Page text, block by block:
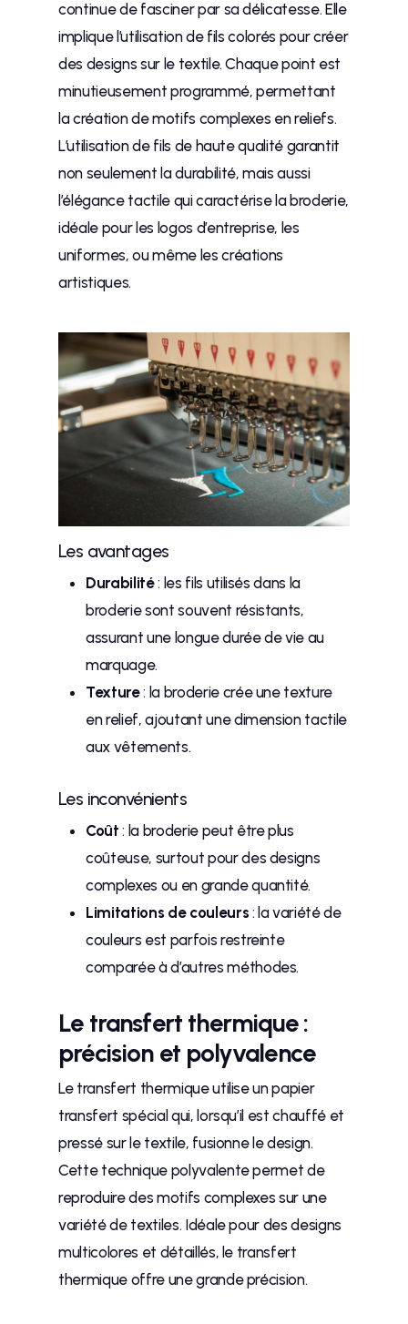
continue de fasciner par sa délicatesse. Elle
implique l’utilisation de fils colorés pour créer
des designs sur le textile. Chaque point est
minutieusement programmé, permettant
la création de motifs complexes en reliefs.
L’utilisation de fils de haute qualité garantit
non seulement la durabilité, mais aussi
l’élégance tactile qui caractérise la broderie,
idéale pour les logos d’entreprise, les
uniformes, ou même les créations
artistiques.
Les avantages
Durabilité: les fils utilisés dans la
broderie sont souvent résistants,
assurant une longue durée de vie au
marquage.
Texture: la broderie crée une texture
en relief, ajoutant une dimension tactile
aux vêtements.
Les inconvénients
Coût : la broderie peut être plus
coûteuse, surtout pour des designs
complexes ou en grande quantité.
Limitations de couleurs : la variété de
couleurs est parfois restreinte
comparée à d’autres méthodes.
Le transfert thermique :
précision et polyvalence
Le transfert thermique utilise un papier
transfert spécial qui, lorsqu’il est chauffé et
pressé sur le textile, fusionne le design.
Cette technique polyvalente permet de
reproduire des motifs complexes sur une
variété de textiles. Idéale pour des designs
multicolores et détaillés, le transfert
thermique offre une grande précision.